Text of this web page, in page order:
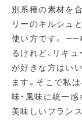
別系種の素材を
リーのキルシュ
使い方です。 ──
るけれど、リキ
が好きな方はい
ます。そこで私
味・風味に統一
美味しいフラン